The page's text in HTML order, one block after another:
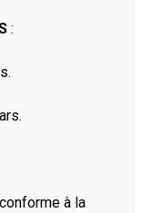
:
à la